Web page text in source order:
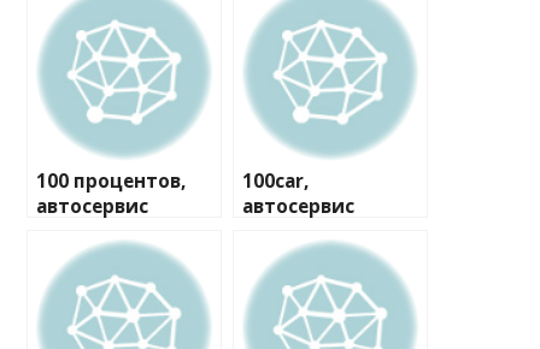
100 процентов,
автосервис
100car,
автосервис